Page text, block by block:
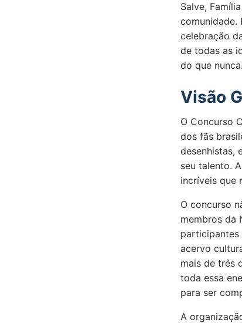
Salve,
comunidade.
celebração
de todas as
do que nunca.
Visão
O Concurso
dos fãs
desenhistas,
seu talento.
incríveis que
O concurso
membros da
participantes
acervo
mais de três
toda essa
para ser
A